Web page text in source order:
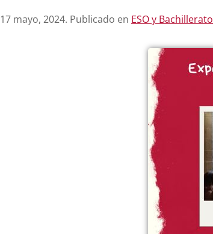
17 mayo, 2024. Publicado en ESO y Bachillerato